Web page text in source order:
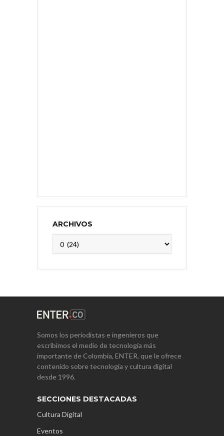
ARCHIVOS
Somos los periodistas e ingenieros que
escribimos el medio de tecnología más
importante de Colombia, ENTER, que le ofrece
contenido sobre tecnología y cultura digital
desde 1996.
SECCIONES DESTACADAS
Cultura Digital
Eventos